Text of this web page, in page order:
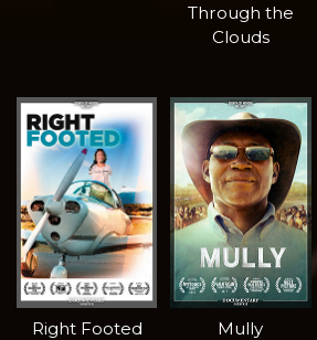
Through the
Clouds
Right Footed Mully